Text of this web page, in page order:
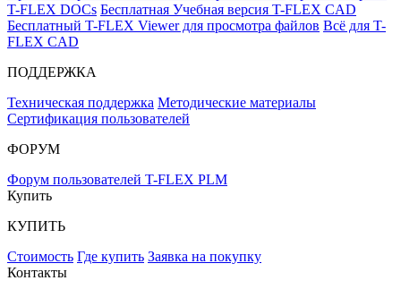
T-FLEX DOCs Бесплатная Учебная версия T-FLEX CAD
Бесплатный T-FLEX Viewer для просмотра файлов Всё для T-
FLEX CAD
ПОДДЕРЖКА
Техническая поддержка Методические материалы
Сертификация пользователей
ФОРУМ
Форум пользователей T-FLEX PLM
Купить
КУПИТЬ
Стоимость Где купить Заявка на покупку
Контакты